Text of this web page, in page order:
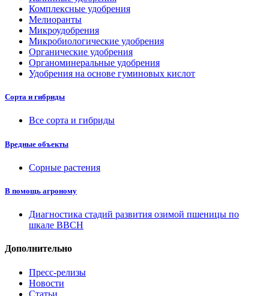
Комплексные удобрения
Мелиоранты
Микроудобрения
Микробиологические удобрения
Органические удобрения
Органоминеральные удобрения
Удобрения на основе гуминовых кислот
Сорта и гибриды
Все сорта и гибриды
Вредные объекты
Сорные растения
В помощь агроному
Диагностика стадий развития озимой пшеницы по
шкале ВВСН
Дополнительно
Пресс-релизы
Новости
Статьи